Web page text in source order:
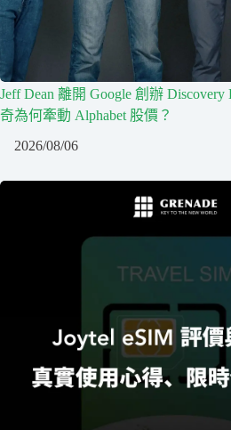
Jeff Dean 離開 Google 創辦
奇為何牽動 Alphabet 股價？
2026/08/06